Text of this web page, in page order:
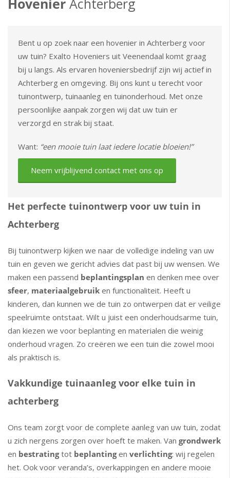
Hovenier Achterberg
Bent u op zoek naar een hovenier in Achterberg voor
uw tuin? Exalto Hoveniers uit Veenendaal komt graag
bij u langs. Als ervaren hoveniersbedrijf zijn wij actief in
Achterberg en omgeving. Bij ons kunt u terecht voor
tuinontwerp, tuinaanleg en tuinonderhoud. Met onze
persoonlijke aanpak zorgen wij dat uw tuin er
verzorgd en strak bij staat.
Want: “een mooie tuin laat iedere locatie bloeien!”
Neem vrijblijvend contact met ons op
Het perfecte tuinontwerp voor uw tuin in
Achterberg
Bij tuinontwerp kijken we naar de volledige indeling van uw
tuin en geven we gericht advies dat past bij uw wensen. We
maken een passend beplantingsplan en denken mee over
sfeer, materiaalgebruik en functionaliteit. Heeft u
kinderen, dan kunnen we de tuin zo ontwerpen dat er veilige
speelruimte ontstaat. Wilt u juist een onderhoudsarme tuin,
dan kiezen we voor beplanting en materialen die weinig
onderhoud vragen. Zo creëren we een tuin die zowel mooi
als praktisch is.
Vakkundige tuinaanleg voor elke tuin in
achterberg
Ons team zorgt voor de complete aanleg van uw tuin, zodat
u zich nergens zorgen over hoeft te maken. Van grondwerk
en bestratingtot beplantingen verlichting: wij regelen
het. Ook voor veranda’s, overkappingen en andere mooie